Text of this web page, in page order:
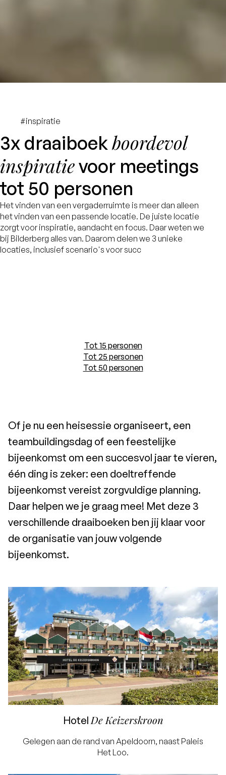
#inspiratie
3x draaiboek boordevol
inspiratievoor meetings
tot 50 personen
Het vinden van een vergaderruimte is meer dan alleen
het vinden van een passende locatie. De juiste locatie
zorgt voor inspiratie, aandacht en focus. Daar weten we
bij Bilderberg alles van. Daarom delen we 3 unieke
locaties, inclusief scenario's voor succ
Tot 15 personen
Tot 25 personen
Tot 50 personen
Of je nu een heisessie organiseert, een
teambuildingsdag of een feestelijke
bijeenkomst om een succesvol jaar te vieren,
één ding is zeker: een doeltreffende
bijeenkomst vereist zorgvuldige planning.
Daar helpen we je graag mee! Met deze 3
verschillende draaiboeken ben jij klaar voor
de organisatie van jouw volgende
bijeenkomst.
Hotel De Keizerskroon
Gelegen aan de rand van Apeldoorn, naast Paleis
Het Loo.